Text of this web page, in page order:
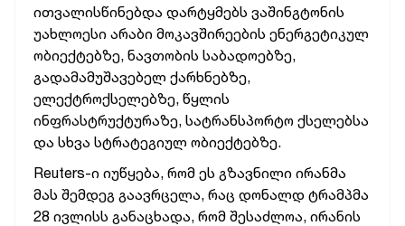
ითვალისწინებდა დარტყმებს ვაშინგტონის
უახლოესი არაბი მოკავშირეების ენერგეტიკულ
ობიექტებზე, ნავთობის საბადოებზე,
გადამამუშავებელ ქარხნებზე,
ელექტროქსელებზე, წყლის
ინფრასტრუქტურაზე, სატრანსპორტო ქსელებსა
და სხვა სტრატეგიულ ობიექტებზე.
Reuters-ი იუწყება, რომ ეს გზავნილი ირანმა
მას შემდეგ გაავრცელა, რაც დონალდ ტრამპმა
28 ივლისს განაცხადა, რომ შესაძლოა, ირანის